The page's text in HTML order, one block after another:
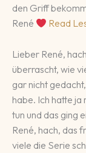
den Griff
René
Read
Lieber René,
überrascht, wie
gar nicht
habe. Ich hatte
tun und das ging
René, hach, das
viele die Serie